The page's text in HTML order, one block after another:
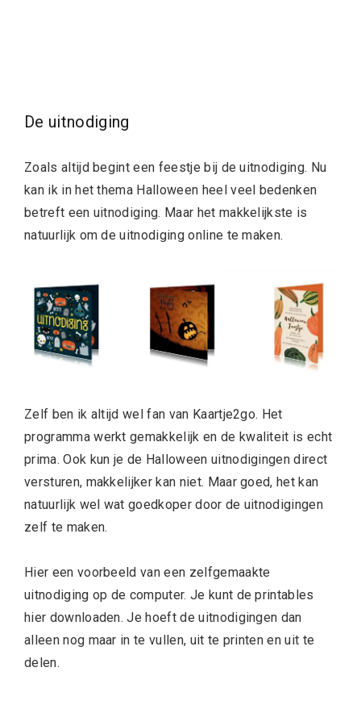
De uitnodiging
Zoals altijd begint een feestje bij de uitnodiging. Nu
kan ik in het thema Halloween heel veel bedenken
betreft een uitnodiging. Maar het makkelijkste is
natuurlijk om de uitnodiging online te maken.
Zelf ben ik altijd wel fan van Kaartje2go. Het
programma werkt gemakkelijk en de kwaliteit is echt
prima. Ook kun je de Halloween uitnodigingen direct
versturen, makkelijker kan niet. Maar goed, het kan
natuurlijk wel wat goedkoper door de uitnodigingen
zelf te maken.
Hier een voorbeeld van een zelfgemaakte
uitnodiging op de computer. Je kunt de printables
hier downloaden. Je hoeft de uitnodigingen dan
alleen nog maar in te vullen, uit te printen en uit te
delen.